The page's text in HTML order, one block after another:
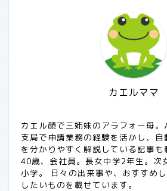
カエルママ
カエル顔で三姉妹のアラフォー母
支局で申請業務の経験を活かし、
を分かりやすく解説している記事
40歳、会社員。長女中学2年生。次
小学。 日々の出来事や、おすすめ
したいものを載せています。